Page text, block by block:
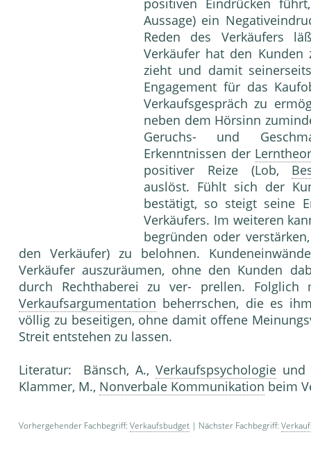
positiven Ein­drücken
Aussage) ein
Reden des Verkäufers
Verkäufer hat den
zieht und damit
Engagement für das
Verkaufsge­spräch zu
neben dem Hörsinn
Geruchs- und
Erkenntnissen der
positiver Reize (Lob,
auslöst. Fühlt sich der
bestätigt, so steigt seine
Verkäufers. Im weiteren
begründen oder
den Verkäufer) zu belohnen.
Verkäufer auszuräumen, ohne den Kunden
durch Rechthaberei zu ver- prellen.
Verkaufsargumentation be­herrschen, die es
völlig zu beseitigen, ohne da­mit offene
Streit entstehen zu lassen.
Literatur: Bänsch, A., Verkaufspsychologieund
Klam­mer, M., Nonverbale Kommunikation beim
Vorhergehender Fachbegriff: Verkaufsbudget | Nächster Fachbegriff: